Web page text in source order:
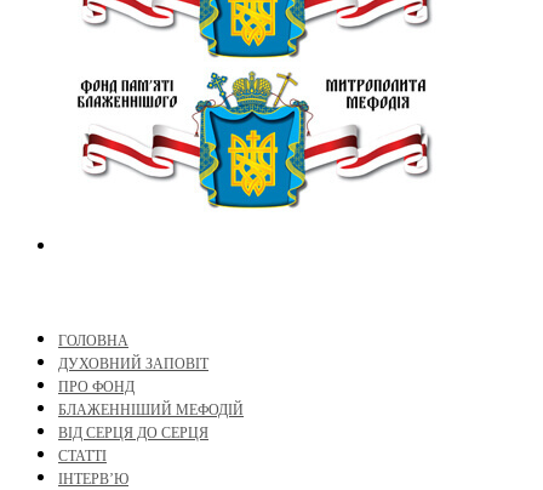
ГОЛОВНА
ДУХОВНИЙ ЗАПОВІТ
ПРО ФОНД
БЛАЖЕННІШИЙ МЕФОДІЙ
ВІД СЕРЦЯ ДО СЕРЦЯ
СТАТТІ
ІНТЕРВ’Ю